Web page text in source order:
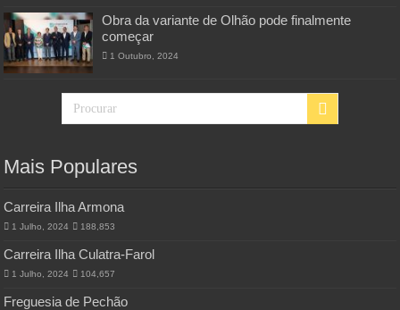
Obra da variante de Olhão pode finalmente
começar
1 Outubro, 2024
Mais Populares
Carreira Ilha Armona
1 Julho, 2024 188,853
Carreira Ilha Culatra-Farol
1 Julho, 2024 104,657
Freguesia de Pechão